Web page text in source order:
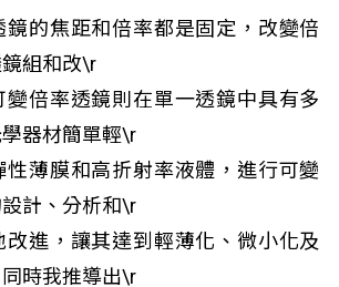
鏡的焦距和倍率都是固定，改變倍
組和改\r
變倍率透鏡則在單一透鏡中具有多
器材簡單輕\r
性薄膜和高折射率液體，進行可變
計、分析和\r
改進，讓其達到輕薄化、微小化及
時我推導出\r